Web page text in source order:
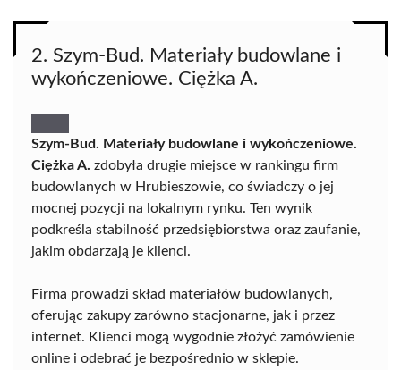
2. Szym-Bud. Materiały budowlane i
wykończeniowe. Ciężka A.
Szym-Bud. Materiały budowlane i wykończeniowe.
Ciężka A. zdobyła drugie miejsce w rankingu firm
budowlanych w Hrubieszowie, co świadczy o jej
mocnej pozycji na lokalnym rynku. Ten wynik
podkreśla stabilność przedsiębiorstwa oraz zaufanie,
jakim obdarzają je klienci.
Firma prowadzi skład materiałów budowlanych,
oferując zakupy zarówno stacjonarne, jak i przez
internet. Klienci mogą wygodnie złożyć zamówienie
online i odebrać je bezpośrednio w sklepie.